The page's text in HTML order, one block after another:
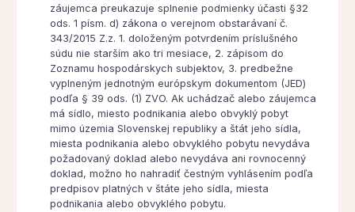
záujemca preukazuje splnenie podmienky účasti §32
ods. 1 písm. d) zákona o verejnom obstarávaní č.
343/2015 Z.z. 1. doloženým potvrdením príslušného
súdu nie starším ako tri mesiace, 2. zápisom do
Zoznamu hospodárskych subjektov, 3. predbežne
vyplneným jednotným európskym dokumentom (JED)
podľa § 39 ods. (1) ZVO. Ak uchádzač alebo záujemca
má sídlo, miesto podnikania alebo obvyklý pobyt
mimo územia Slovenskej republiky a štát jeho sídla,
miesta podnikania alebo obvyklého pobytu nevydáva
požadovaný doklad alebo nevydáva ani rovnocenný
doklad, možno ho nahradiť čestným vyhlásením podľa
predpisov platných v štáte jeho sídla, miesta
podnikania alebo obvyklého pobytu.